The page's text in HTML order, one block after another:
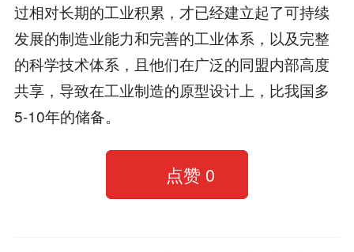
过相对长期的工业积累，才已经建立起了可持续
发展的制造业能力和完善的工业体系，以及完整
的科学技术体系，且他们在广泛的同盟内部高度
共享，导致在工业制造的原型设计上，比我国多
5-10年的储备。
点赞 0